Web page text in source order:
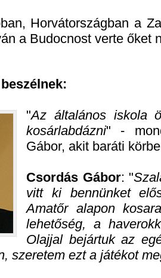
Horvátországban a
a Budocnost verte őket
Az általános iskola
kosárlabdázni
-
Gábor, akit baráti
Csordás Gábor:
vitt ki bennünket
Amatőr alapon
lehetőség, a
Olajjal bejártuk az
szeretem ezt a játékot